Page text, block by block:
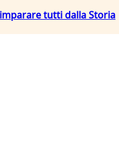
tutti dalla Storia